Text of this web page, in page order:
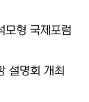
모형 국제포럼
설명회 개최